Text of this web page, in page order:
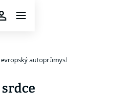
evropský autoprůmysl